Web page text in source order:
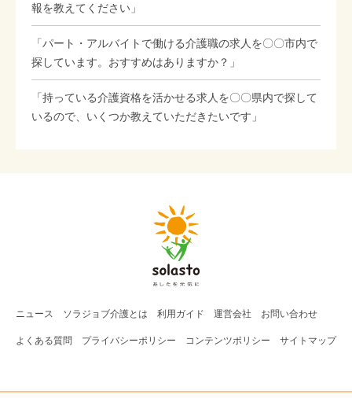
報を教えてください」
「パート・アルバイトで働ける介護職の求人を〇〇市内で
探しています。おすすめはありますか？」
「持っている介護資格を活かせる求人を〇〇県内で探して
いるので、いくつか教えていただきたいです」
ニュース ソラジョブ介護とは 利用ガイド 運営会社 お問い合わせ
よくある質問 プライバシーポリシー コンテンツポリシー サイトマップ